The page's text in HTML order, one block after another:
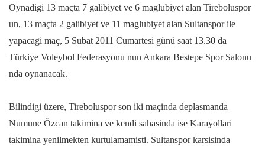
Oynadigi 13 maçta 7 galibiyet ve 6 maglubiyet alan Tireboluspor
un, 13 maçta 2 galibiyet ve 11 maglubiyet alan Sultanspor ile
yapacagi maç, 5 Subat 2011 Cumartesi günü saat 13.30 da
Türkiye Voleybol Federasyonu nun Ankara Bestepe Spor Salonu
nda oynanacak.
Bilindigi üzere, Tireboluspor son iki maçinda deplasmanda
Numune Özcan takimina ve kendi sahasinda ise Karayollari
takimina yenilmekten kurtulamamisti. Sultanspor karsisinda